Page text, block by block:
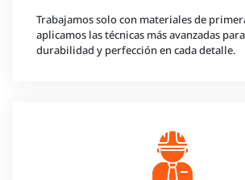
Trabajamos solo con materiales de
aplicamos las técnicas más avanzadas
durabilidad y perfección en cada detalle.